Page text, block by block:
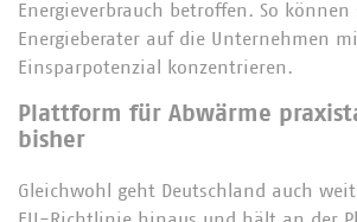
Energieverbrauch betroffen. So können
Energieberater auf die Unternehmen
Einsparpotenzial konzentrieren.
Plattform für Abwärme
bisher
Gleichwohl geht Deutschland auch